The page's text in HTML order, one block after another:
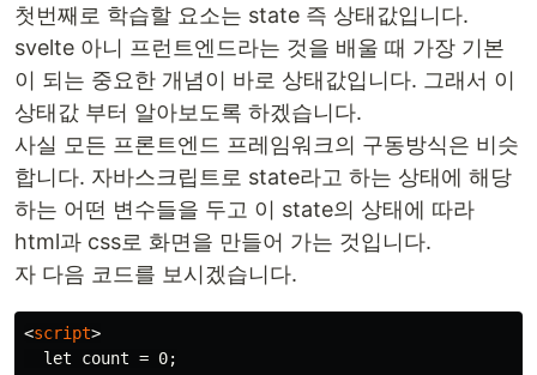
첫번째로 학습할 요소는 state 즉 상태값입니다.
svelte 아니 프런트엔드라는 것을 배울 때 가장 기본
이 되는 중요한 개념이 바로 상태값입니다. 그래서 이
상태값 부터 알아보도록 하겠습니다.
사실 모든 프론트엔드 프레임워크의 구동방식은 비슷
합니다. 자바스크립트로 state라고 하는 상태에 해당
하는 어떤 변수들을 두고 이 state의 상태에 따라
html과 css로 화면을 만들어 가는 것입니다.
자 다음 코드를 보시겠습니다.
<script>
  let count = 0;